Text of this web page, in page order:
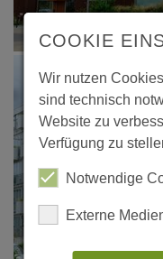
COOKIE
Wir nutzen
sind technisch
Website zu
Verfügung zu
Notwendige
Externe